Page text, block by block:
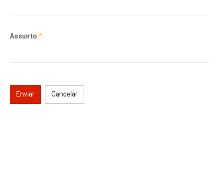
Assunto*
Enviar Cancelar